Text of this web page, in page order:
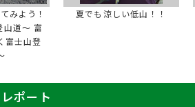
みよう！
道～ 富
富士山登
夏でも涼しい低山！！
ポート